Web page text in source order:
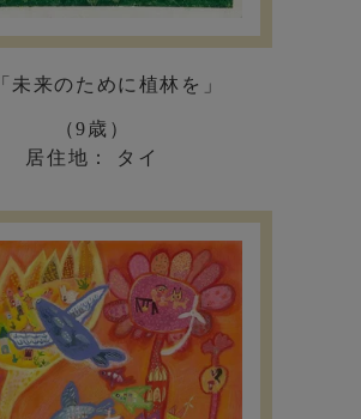
「未来のために植林を」
（9歳）
居住地： タイ